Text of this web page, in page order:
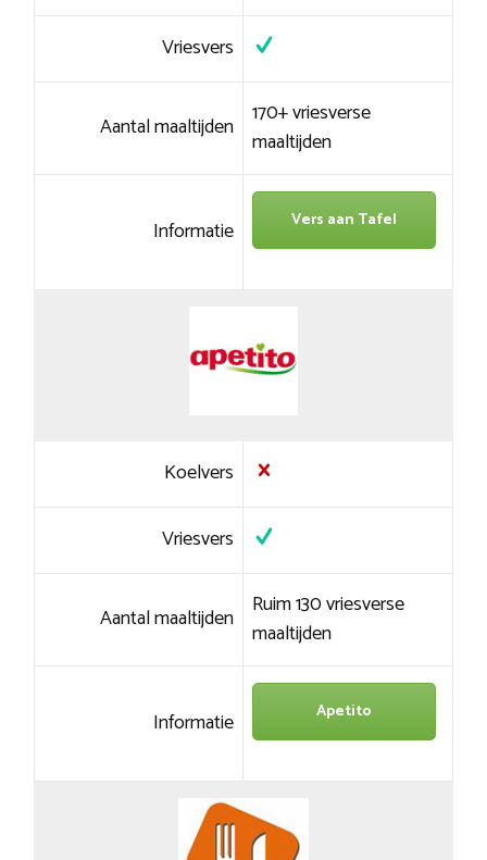
Vriesvers
Aantal maaltijden 170+ vriesverse
maaltijden
Informatie Vers aan Tafel
Koelvers
Vriesvers
Aantal maaltijden Ruim 130 vriesverse
maaltijden
Informatie Apetito